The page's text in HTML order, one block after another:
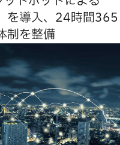
を導入、24時間365
制を整備